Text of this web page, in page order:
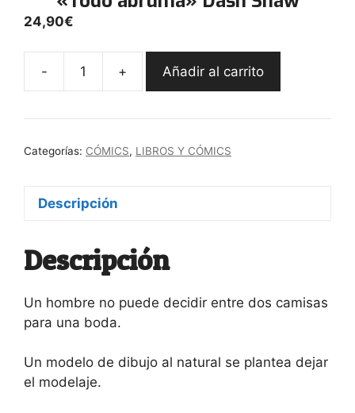
24,90€
-
"Todo
Dash
cantidad
+ Añadir al carrito
Categorías: CÓMICS, LIBROS Y CÓMICS
Descripción
Descripción
Un hombre no puede decidir entre dos camisas
para una boda.
Un modelo de dibujo al natural se plantea dejar
el modelaje.